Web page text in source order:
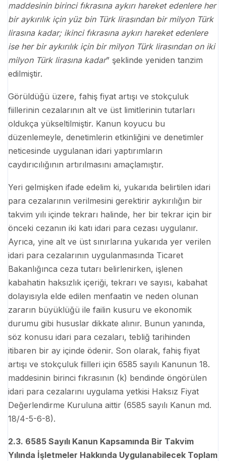
maddesinin birinci fıkrasına aykırı hareket edenlere her
bir aykırılık için yüz bin Türk lirasından bir milyon Türk
lirasına kadar; ikinci fıkrasına aykırı hareket edenlere
ise her bir aykırılık için bir milyon Türk lirasından on iki
milyon Türk lirasına kadar” şeklinde yeniden tanzim
edilmiştir.
Görüldüğü üzere, fahiş fiyat artışı ve stokçuluk
fiillerinin cezalarının alt ve üst limitlerinin tutarları
oldukça yükseltilmiştir. Kanun koyucu bu
düzenlemeyle, denetimlerin etkinliğini ve denetimler
neticesinde uygulanan idari yaptırımların
caydırıcılığının artırılmasını amaçlamıştır.
Yeri gelmişken ifade edelim ki, yukarıda belirtilen idari
para cezalarının verilmesini gerektirir aykırılığın bir
takvim yılı içinde tekrarı halinde, her bir tekrar için bir
önceki cezanın iki katı idari para cezası uygulanır.
Ayrıca, yine alt ve üst sınırlarına yukarıda yer verilen
idari para cezalarının uygulanmasında Ticaret
Bakanlığınca ceza tutarı belirlenirken, işlenen
kabahatin haksızlık içeriği, tekrarı ve sayısı, kabahat
dolayısıyla elde edilen menfaatin ve neden olunan
zararın büyüklüğü ile failin kusuru ve ekonomik
durumu gibi hususlar dikkate alınır. Bunun yanında,
söz konusu idari para cezaları, tebliğ tarihinden
itibaren bir ay içinde ödenir. Son olarak, fahiş fiyat
artışı ve stokçuluk fiilleri için 6585 sayılı Kanunun 18.
maddesinin birinci fıkrasının (k) bendinde öngörülen
idari para cezalarını uygulama yetkisi Haksız Fiyat
Değerlendirme Kuruluna aittir (6585 sayılı Kanun md.
18/4-5-6-8).
2.3. 6585 Sayılı Kanun Kapsamında Bir Takvim
Yılında İşletmeler Hakkında Uygulanabilecek Toplam